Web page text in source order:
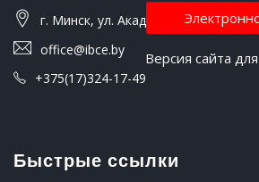
г. Минск, ул. Академическая, 27
office@ibce.by
+375(17)324-17-49
Быстрые ссылки
Версия сайта